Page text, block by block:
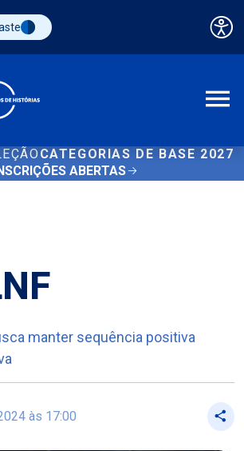
contraste
CATEGORIAS DE BASE 2027
ABERTAS
manter sequência positiva
às 17:00